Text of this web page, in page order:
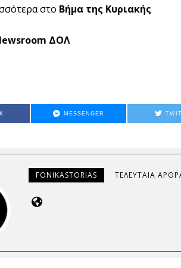
στο Βήμα της Κυριακής
ΔΟΛ
MESSENGER
FONIKASTORIAS ΤΕΛΕΥΤΑΊΑ